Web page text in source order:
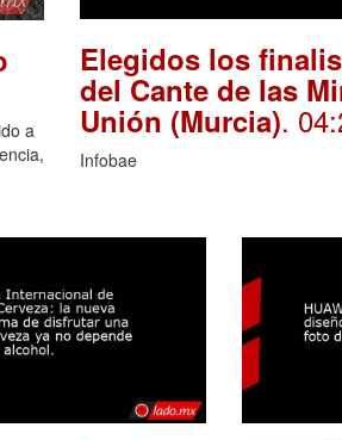
a
Elegidos los
del Cante de las
Unión (Murcia).
Infobae